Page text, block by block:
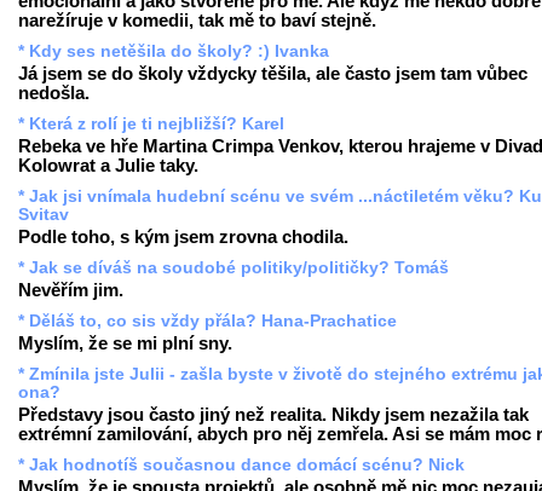
narežíruje v komedii, tak mě to baví stejně.
* Kdy ses netěšila do školy? :) Ivanka
Já jsem se do školy vždycky těšila, ale často jsem tam vůbec
nedošla.
* Která z rolí je ti nejbližší? Karel
Rebeka ve hře Martina Crimpa Venkov, kterou hrajeme v
Kolowrat a Julie taky.
* Jak jsi vnímala hudební scénu ve svém ...náctiletém věku?
Svitav
Podle toho, s kým jsem zrovna chodila.
* Jak se díváš na soudobé politiky/političky? Tomáš
Nevěřím jim.
* Děláš to, co sis vždy přála? Hana-Prachatice
Myslím, že se mi plní sny.
* Zmínila jste Julii - zašla byste v životě do stejného extrému
ona?
Představy jsou často jiný než realita. Nikdy jsem nezažila tak
extrémní zamilování, abych pro něj zemřela. Asi se mám moc
* Jak hodnotíš současnou dance domácí scénu? Nick